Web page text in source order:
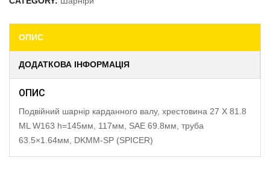
ОПИС
ДОДАТКОВА ІНФОРМАЦІЯ
ОПИС
Подвійний шарнір карданного валу, хрестовина 27 X 81.8
ML W163 h=145мм, 117мм, SAE 69.8мм, труба
63.5×1.64мм, DKMM-SP (SPICER)